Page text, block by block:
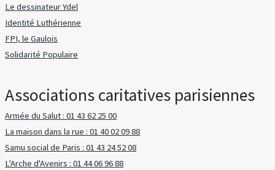
Le dessinateur Ydel
Identité Luthérienne
FPI, le Gaulois
Solidarité Populaire
Associations caritatives parisiennes
Armée du Salut : 01 43 62 25 00
La maison dans la rue : 01 40 02 09 88
Samu social de Paris : 01 43 24 52 08
L'Arche d'Avenirs : 01 44 06 96 88